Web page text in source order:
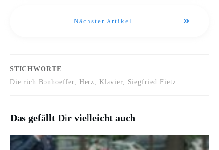
Nächster Artikel
STICHWORTE
Dietrich Bonhoeffer, Herz, Klavier, Siegfried Fietz
Das gefällt Dir vielleicht auch